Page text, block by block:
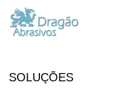
SOLUÇÕES